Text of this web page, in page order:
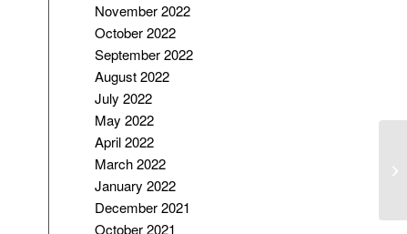
November 2022
October 2022
September 2022
August 2022
July 2022
May 2022
April 2022
March 2022
January 2022
December 2021
October 2021